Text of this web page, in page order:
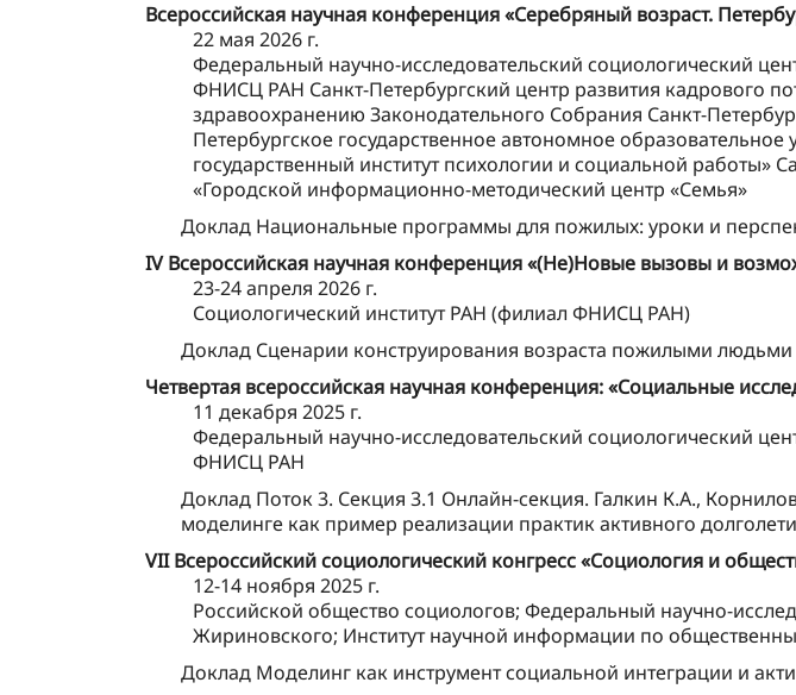
Всероссийская научная конференция «Серебряный возраст.
22 мая 2026 г.
Федеральный научно-исследовательский социологический
ФНИСЦ РАН Санкт-Петербургский центр развития кадрового
здравоохранению Законодательного Собрания Санкт-
Петербургское государственное автономное
государственный институт психологии и социальной работы»
«Городской информационно-методический центр «Семья»
Доклад Национальные программы для пожилых: уроки и
IV Всероссийская научная конференция «(Не)Новые вызовы и
23-24 апреля 2026 г.
Социологический институт РАН (филиал ФНИСЦ РАН)
Доклад Сценарии конструирования возраста пожилыми
Четвертая всероссийская научная конференция: «Социальные
11 декабря 2025 г.
Федеральный научно-исследовательский социологический
ФНИСЦ РАН
Доклад Поток 3. Секция 3.1 Онлайн-секция. Галкин К.А.,
моделинге как пример реализации практик активного
VII Всероссийский социологический конгресс «Социология и
12-14 ноября 2025 г.
Российской общество социологов; Федеральный научно-
Жириновского; Институт научной информации по
Доклад Моделинг как инструмент социальной интеграции и